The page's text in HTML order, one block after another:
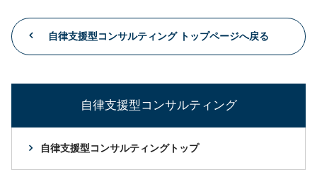
自律支援型コンサルティング トップページへ戻る
自律支援型コンサルティング
自律支援型コンサルティングトップ